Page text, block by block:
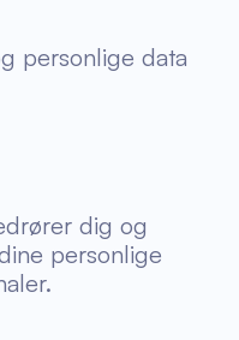
personlige data
dig og
personlige